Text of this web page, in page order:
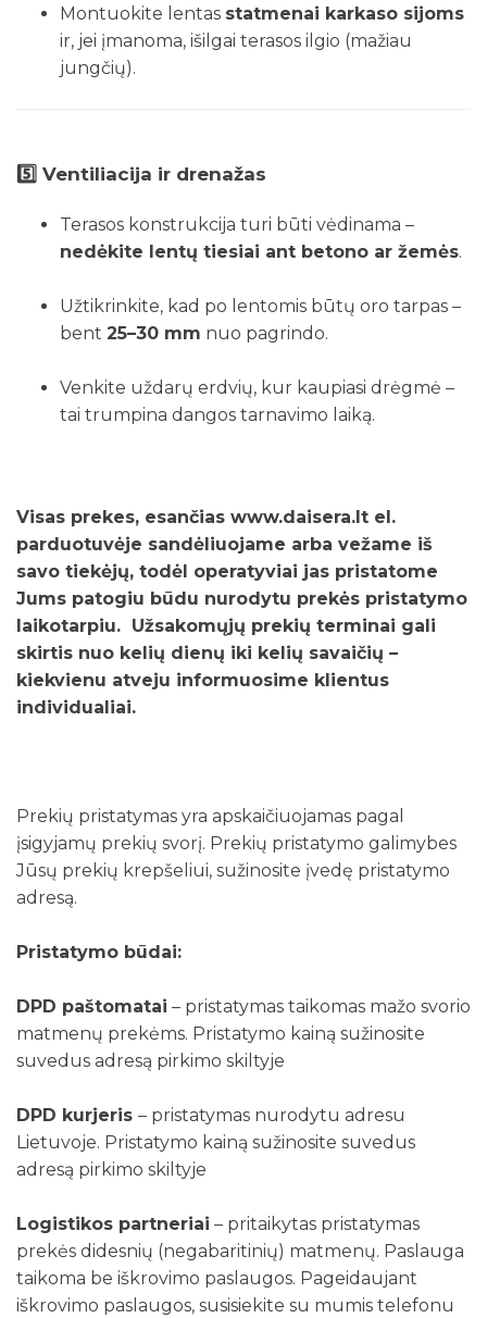
Montuokite lentas statmenai karkaso sijoms
ir, jei įmanoma, išilgai terasos ilgio (mažiau
jungčių).
5️⃣ Ventiliacija ir drenažas
Terasos konstrukcija turi būti vėdinama –
nedėkite lentų tiesiai ant betono ar žemės.
Užtikrinkite, kad po lentomis būtų oro tarpas –
bent 25–30 mm nuo pagrindo.
Venkite uždarų erdvių, kur kaupiasi drėgmė –
tai trumpina dangos tarnavimo laiką.
Visas prekes, esančias www.daisera.lt el.
parduotuvėje sandėliuojame arba vežame iš
savo tiekėjų, todėl operatyviai jas pristatome
Jums patogiu būdu nurodytu prekės pristatymo
laikotarpiu. Užsakomųjų prekių terminai gali
skirtis nuo kelių dienų iki kelių savaičių –
kiekvienu atveju informuosime klientus
individualiai.
Prekių pristatymas yra apskaičiuojamas pagal
įsigyjamų prekių svorį. Prekių pristatymo galimybes
Jūsų prekių krepšeliui, sužinosite įvedę pristatymo
adresą.
Pristatymo būdai:
DPD paštomatai – pristatymas taikomas mažo svorio
matmenų prekėms. Pristatymo kainą sužinosite
suvedus adresą pirkimo skiltyje
DPD kurjeris – pristatymas nurodytu adresu
Lietuvoje. Pristatymo kainą sužinosite suvedus
adresą pirkimo skiltyje
Logistikos partneriai – pritaikytas pristatymas
prekės didesnių (negabaritinių) matmenų. Paslauga
taikoma be iškrovimo paslaugos. Pageidaujant
iškrovimo paslaugos, susisiekite su mumis telefonu